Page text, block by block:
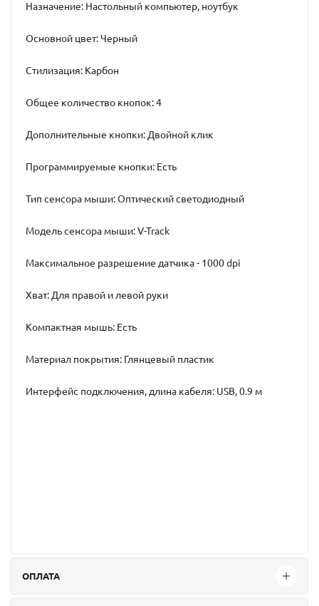
Назначение: Настольный компьютер, ноутбук
Основной цвет: Черный
Стилизация: Карбон
Общее количество кнопок: 4
Дополнительные кнопки: Двойной клик
Программируемые кнопки: Есть
Тип сенсора мыши: Оптический светодиодный
Модель сенсора мыши: V-Track
Максимальное разрешение датчика - 1000 dpi
Хват: Для правой и левой руки
Компактная мышь: Есть
Материал покрытия: Глянцевый пластик
Интерфейс подключения, длина кабеля: USB, 0.9 м
ОПЛАТА